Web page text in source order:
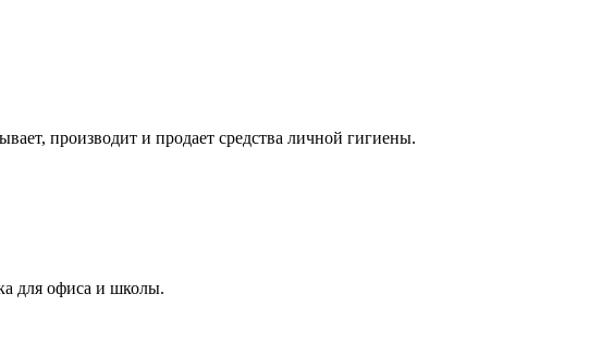
производит и продает средства личной гигиены.
для офиса и школы.